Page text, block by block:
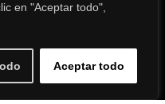
en "Aceptar todo",
Aceptar todo
DEL PROYECTO
Hub